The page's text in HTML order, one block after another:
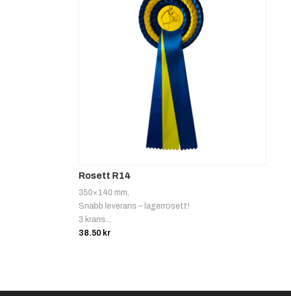
Rosett R14
350×140 mm,
Snabb leverans – lagerrosett!
3 krans...
38.50 kr